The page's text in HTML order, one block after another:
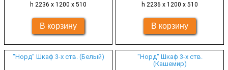
h 2236 х 1200 х 510 h 2236 х 1200 х 510
"Норд" Шкаф 3-х ств. (Белый)
"Норд" Шкаф 3-х ств.
(Кашемир)